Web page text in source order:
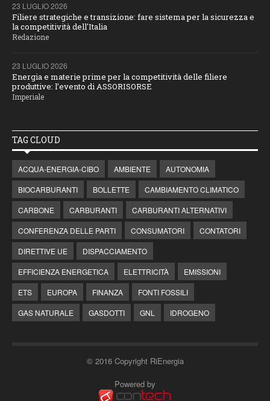
23 LUGLIO 2026
Filiere strategiche e transizione: fare sistema per la sicurezza e
la competitività dell'Italia
Redazione
23 LUGLIO 2026
Energia e materie prime per la competitività delle filiere
produttive: l’evento di ASSORISORSE
Imperiale
TAG CLOUD
ACQUA-ENERGIA-CIBO AMBIENTE
AUTONOMIA
BIOCARBURANTI
BOLLETTE
CAMBIAMENTO CLIMATICO
CARBONE
CARBURANTI
CARBURANTI ALTERNATIVI
CONFERENZA DELLE PARTI
CONSUMATORI
CONTATORI
DIRETTIVE UE
DISPACCIAMENTO
EFFICIENZA ENERGETICA
ELETTRICITÀ
EMISSIONI
ETS
EUROPA FINANZA
FONTI FOSSILI
GAS NATURALE
GASDOTTI GNL IDROGENO
© 2016 Copyright RiEnergia
Powered by